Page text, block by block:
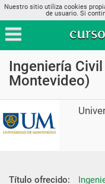
Nuestro sitio utiliza cookies
de usuario. Si
Ingeniería
Montevideo)
Título ofrecido: